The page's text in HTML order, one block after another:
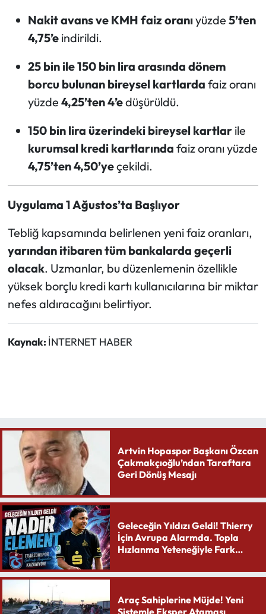
Nakit avans ve KMH faiz oranıyüzde 5’ten
4,75’eindirildi.
25 bin ile 150 bin lira arasında dönem
borcu bulunan bireysel kartlarda faiz oranı
yüzde 4,25’ten 4’edüşürüldü.
150 bin lira üzerindeki bireysel kartlarile
kurumsal kredi kartlarında faiz oranı yüzde
4,75’ten 4,50’yeçekildi.
Uygulama 1 Ağustos’ta Başlıyor
Tebliğ kapsamında belirlenen yeni faiz oranları,
yarından itibaren tüm bankalarda geçerli
olacak. Uzmanlar, bu düzenlemenin özellikle
yüksek borçlu kredi kartı kullanıcılarına bir miktar
nefes aldıracağını belirtiyor.
Kaynak: İNTERNET HABER
Artvin Hopaspor Başkanı Özcan
Çakmakçıoğlu’ndan Taraftara
Geri Dönüş Mesajı
Geleceğin Yıldızı Geldi! Thierry
İçin Avrupa Alarmda. Topla
Hızlanma Yeteneğiyle Fark
Araç Sahiplerine Müjde! Yeni